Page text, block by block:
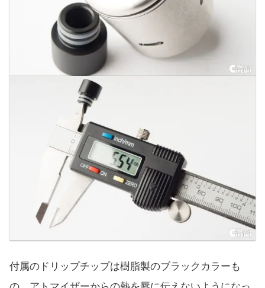
付属のドリップチップは樹脂製のブラックカラーも